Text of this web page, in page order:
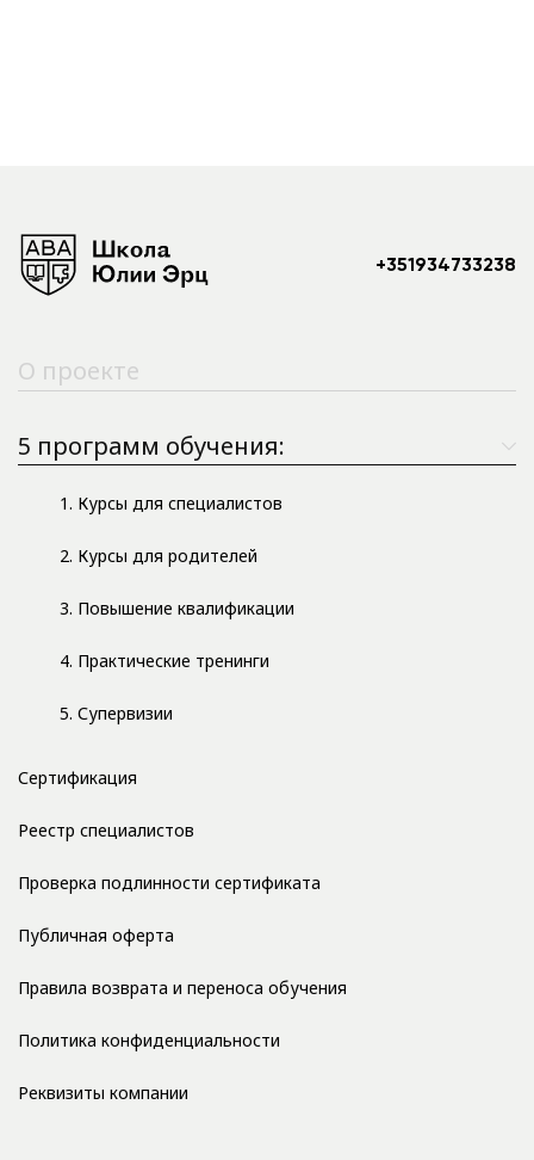
+351934733238
О проекте
5 программ обучения:
1. Курсы для специалистов
2. Курсы для родителей
3. Повышение квалификации
4. Практические тренинги
5. Супервизии
Сертификация
Реестр специалистов
Проверка подлинности сертификата
Публичная оферта
Правила возврата и переноса обучения
Политика конфиденциальности
Реквизиты компании